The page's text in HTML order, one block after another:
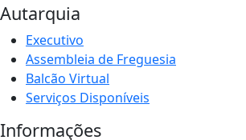
Autarquia
Executivo
Assembleia de Freguesia
Balcão Virtual
Serviços Disponíveis
Informações